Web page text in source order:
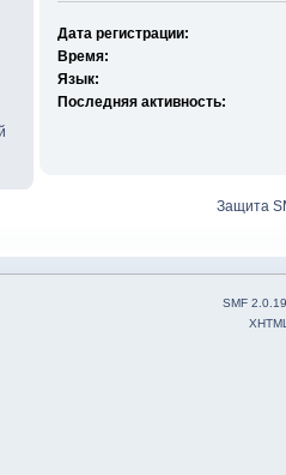
Дата регистрации:
Время:
Язык:
Последняя активность:
Защита
SMF 2.0.19